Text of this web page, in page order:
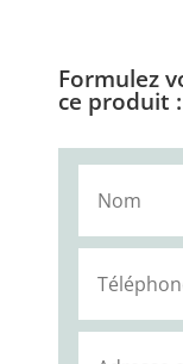
Formulez
ce produit :